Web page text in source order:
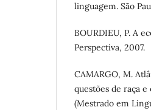
linguagem. São
BOURDIEU, P. A
Perspectiva, 2007.
CAMARGO, M.
questões de raça e
(Mestrado em